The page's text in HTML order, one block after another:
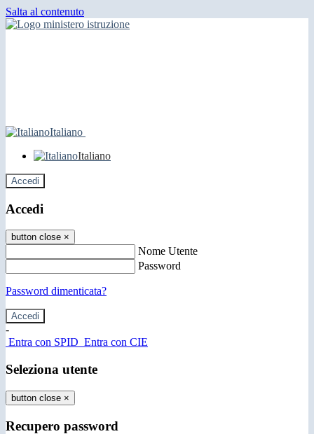
Salta al contenuto
Italiano
Italiano
Accedi
Accedi
button close ×
Nome Utente
Password
Password dimenticata?
-
Entra con SPID Entra con CIE
Seleziona utente
button close ×
Recupero password